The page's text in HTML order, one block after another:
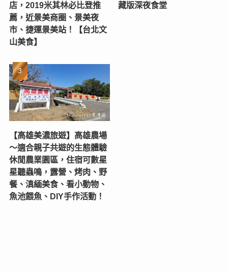
店，2019米其林必比登推
薦，近景美商圈、景美夜
市、捷運景美站！【台北文
山美食】
藏版深夜食堂
【高雄美濃旅遊】高雄農場
〜適合親子共遊的生態體驗
休閒農業園區，住宿可數星
星聽蟲鳴，露營、烤肉、野
餐、滇緬美食、看小動物、
魚池餵魚、DIY手作活動！